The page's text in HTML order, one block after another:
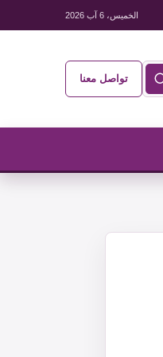
الخميس، 6 آب 2026
تواصل معنا